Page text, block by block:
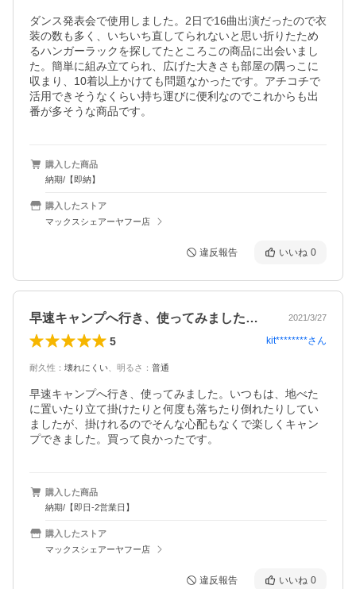
ダンス発表会で使用しました。2日で16曲出演だったので衣
装の数も多く、いちいち直してられないと思い折りたため
るハンガーラックを探してたところこの商品に出会いまし
た。簡単に組み立てられ、広げた大きさも部屋の隅っこに
収まり、10着以上かけても問題なかったです。アチコチで
活用できそうなくらい持ち運びに便利なのでこれからも出
番が多そうな商品です。
購入した商品
納期/【即納】
購入したストア
マックスシェアーヤフー店
違反報告 いいね 0
早速キャンプへ行き、使ってみました。い… 2021/3/27
5 kit********さん
耐久性 ： 壊れにくい 明るさ ： 普通
早速キャンプへ行き、使ってみました。いつもは、地べた
に置いたり立て掛けたりと何度も落ちたり倒れたりしてい
ましたが、掛けれるのでそんな心配もなくで楽しくキャン
プできました。買って良かったです。
購入した商品
納期/【即日-2営業日】
購入したストア
マックスシェアーヤフー店
違反報告 いいね 0